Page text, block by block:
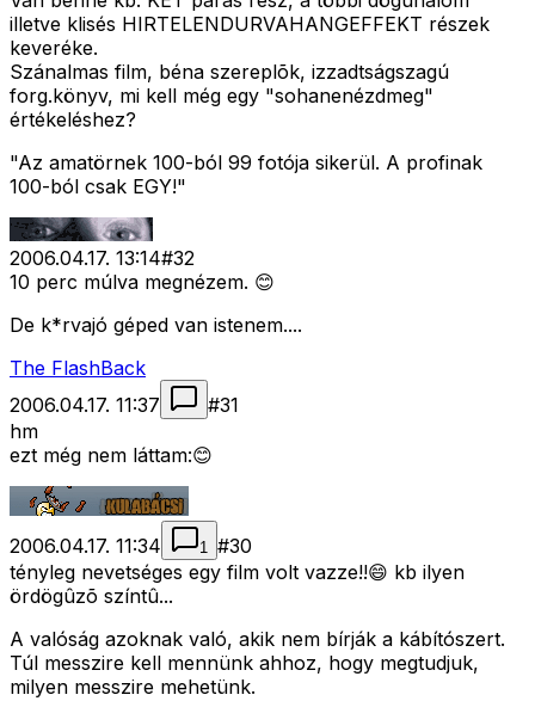
illetve klisés HIRTELENDURVAHANGEFFEKT részek
keveréke.
Szánalmas film, béna szereplõk, izzadtságszagú
forg.könyv, mi kell még egy "sohanenézdmeg"
értékeléshez?
"Az amatörnek 100-ból 99 fotója sikerül. A profinak
100-ból csak EGY!"
2006.04.17. 13:14#32
10 perc múlva megnézem. 😊
De k*rvajó géped van istenem....
The FlashBack
2006.04.17. 11:37
#31
hm
ezt még nem láttam:😊
2006.04.17. 11:34 1 #30
tényleg nevetséges egy film volt vazze!!😄 kb ilyen
ördögûzõ színtû...
A valóság azoknak való, akik nem bírják a kábítószert.
Túl messzire kell mennünk ahhoz, hogy megtudjuk,
milyen messzire mehetünk.